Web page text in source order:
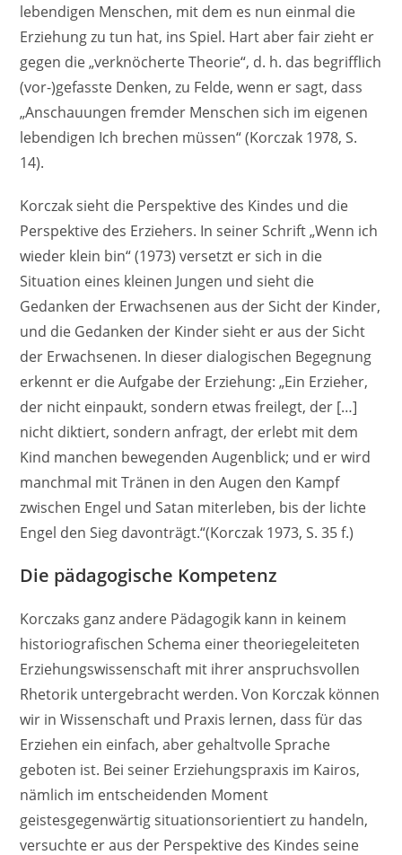
lebendigen Menschen, mit dem es nun einmal die
Erziehung zu tun hat, ins Spiel. Hart aber fair zieht er
gegen die „verknöcherte Theorie“, d. h. das begrifflich
(vor-)gefasste Denken, zu Felde, wenn er sagt, dass
„Anschauungen fremder Menschen sich im eigenen
lebendigen Ich brechen müssen“ (Korczak 1978, S.
14).
Korczak sieht die Perspektive des Kindes und die
Perspektive des Erziehers. In seiner Schrift „Wenn ich
wieder klein bin“ (1973) versetzt er sich in die
Situation eines kleinen Jungen und sieht die
Gedanken der Erwachsenen aus der Sicht der Kinder,
und die Gedanken der Kinder sieht er aus der Sicht
der Erwachsenen. In dieser dialogischen Begegnung
erkennt er die Aufgabe der Erziehung: „Ein Erzieher,
der nicht einpaukt, sondern etwas freilegt, der […]
nicht diktiert, sondern anfragt, der erlebt mit dem
Kind manchen bewegenden Augenblick; und er wird
manchmal mit Tränen in den Augen den Kampf
zwischen Engel und Satan miterleben, bis der lichte
Engel den Sieg davonträgt.“(Korczak 1973, S. 35 f.)
Die pädagogische Kompetenz
Korczaks ganz andere Pädagogik kann in keinem
historiografischen Schema einer theoriegeleiteten
Erziehungswissenschaft mit ihrer anspruchsvollen
Rhetorik untergebracht werden. Von Korczak können
wir in Wissenschaft und Praxis lernen, dass für das
Erziehen ein einfach, aber gehaltvolle Sprache
geboten ist. Bei seiner Erziehungspraxis im Kairos,
nämlich im entscheidenden Moment
geistesgegenwärtig situationsorientiert zu handeln,
versuchte er aus der Perspektive des Kindes seine